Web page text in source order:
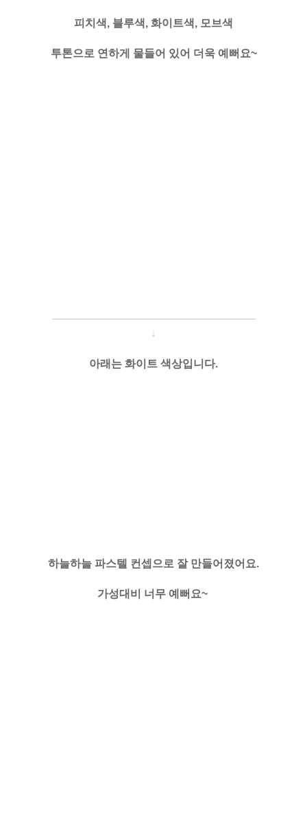
피치색, 블루색, 화이트색, 모브색
투톤으로 연하게 물들어 있어 더욱 예뻐요~
───────────────────────────
↓
아래는 화이트 색상입니다.
하늘하늘 파스텔 컨셉으로 잘 만들어졌어요.
가성대비 너무 예뻐요~